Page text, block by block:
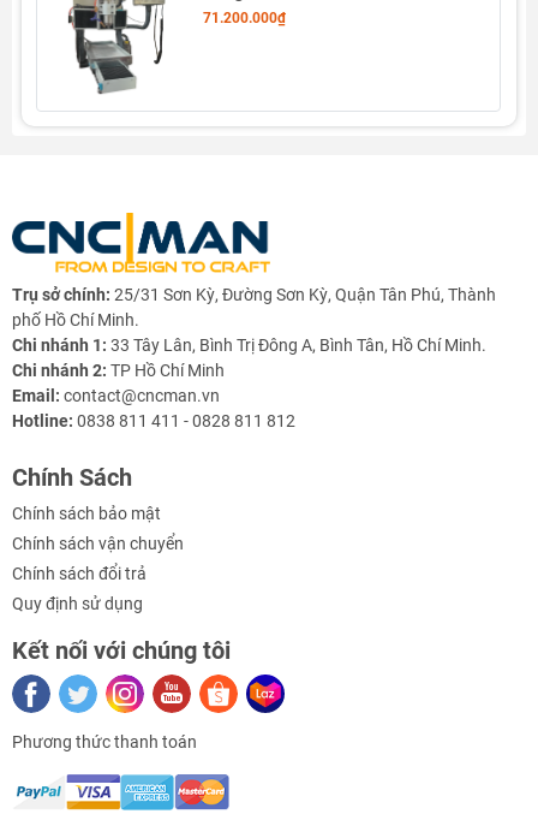
gang đúc nguyên khối, ray dẫn hướng
spindle công suất lớn làm mát bằng nước, máy đảm bảo độ
ổn định và tuổi thọ vượt trội.
Điểm nổi bật của dòng máy này làđầu xoay trục nghiêng
tùy chọn hệ điều khiển 5 trục theo nhu cầu khách hàng.
Ứng dụng
Gia công
Gia công
nhôm, đồng, thép không gỉ mỏng, nhựa kỹ
thuật.
Sản xuấtlinh kiện cơ khí chính xác, chi tiết R&D
Phù hợp choxưởng vừa & nhỏ, phòng nghiên cứu,
trường học.
71.200.000₫
Trụ sở chính: 25/31 Sơn Kỳ, Đường Sơn Kỳ, Quận Tân Phú, Thành
phố Hồ Chí Minh.
Chi nhánh 1: 33 Tây Lân, Bình Trị Đông A, Bình Tân, Hồ Chí Minh.
Chi nhánh 2: TP Hồ Chí Minh
Email: contact@cncman.vn
Hotline: 0838 811 411 - 0828 811 812
Chính Sách
Chính sách bảo mật
Chính sách vận chuyển
Chính sách đổi trả
Quy định sử dụng
Kết nối với chúng tôi
Phương thức thanh toán